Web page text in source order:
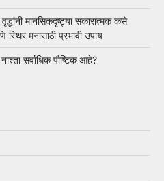
वृद्धांनी मानसिकदृष्ट्या सकारात्मक कसे
स्थिर मनासाठी प्रभावी उपाय
सर्वाधिक पौष्टिक आहे?